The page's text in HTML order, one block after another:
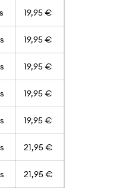
19,95 €
19,95 €
19,95 €
19,95 €
19,95 €
21,95 €
21,95 €